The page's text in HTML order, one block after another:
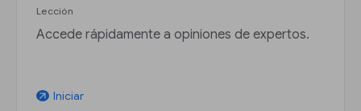
Lección
Accede rápidamente a opiniones de expertos.
arrow_outward Iniciar